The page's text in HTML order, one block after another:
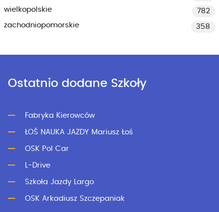
wielkopolskie
782
zachodniopomorskie
358
Ostatnio dodane Szkoły
Fabryka Kierowców
ŁOŚ NAUKA JAZDY Mariusz Łoś
OSK Pol Car
L-Drive
Szkoła Jazdy Largo
OSK Arkadiusz Szczepaniak